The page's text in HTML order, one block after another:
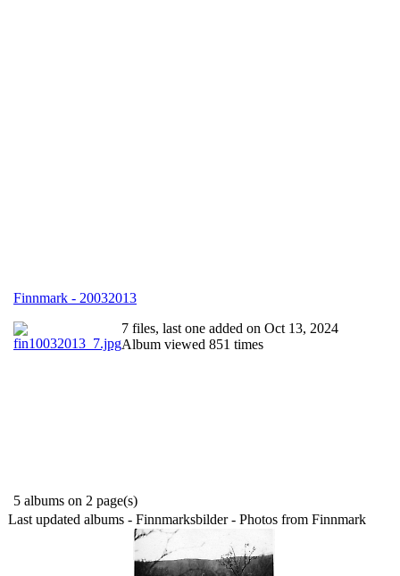
Finnmark - 20032013
7 files, last one added on Oct 13, 2024
Album viewed 851 times
5 albums on 2 page(s)
Last updated albums - Finnmarksbilder - Photos from Finnmark